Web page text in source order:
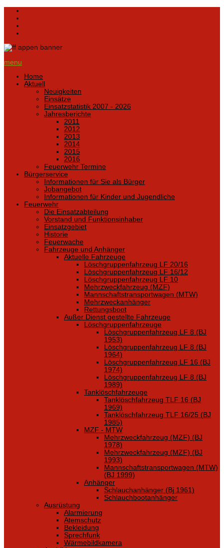
menu
Home
Aktuell
Neuigkeiten
Einsätze
Einsatzstatistik 2007 - 2026
Jahresberichte
2011
2012
2013
2014
2015
2016
Feuerwehr Termine
Bürgerservice
Informationen für Sie als Bürger
Jobangebot
Informationen für Kinder und Jugendliche
Feuerwehr
Die Einsatzabteilung
Vorstand und Funktionsinhaber
Einsatzgebiet
Historie
Feuerwache
Fahrzeuge und Anhänger
Aktuelle Fahrzeuge
Löschgruppenfahrzeug LF 20/16
Löschgruppenfahrzeug LF 16/12
Löschgruppenfahrzeug LF 10
Mehrzweckfahrzeug (MZF)
Mannschaftstransportwagen (MTW)
Mehrzweckanhänger
Rettungsboot
Außer Dienst gestellte Fahrzeuge
Löschgruppenfahrzeuge
Löschgruppenfahrzeug LF 8 (BJ
1953)
Löschgruppenfahrzeug LF 8 (BJ
1964)
Löschgruppenfahrzeug LF 16 (BJ
1974)
Löschgruppenfahrzeug LF 8 (BJ
1989)
Tanklöschfahrzeuge
Tanklöschfahrzeug TLF 16 (BJ
1969)
Tanklöschfahrzeug TLF 16/25 (BJ
1985)
MZF - MTW
Mehrzweckfahrzeug (MZF) (BJ
1978)
Mehrzweckfahrzeug (MZF) (BJ
1993)
Mannschaftstransportwagen (MTW)
(BJ 1999)
Anhänger
Schlauchanhänger (Bj 1961)
Schlauchbootanhänger
Ausrüstung
Alarmierung
Atemschutz
Bekleidung
Sprechfunk
Wärmebildkamera